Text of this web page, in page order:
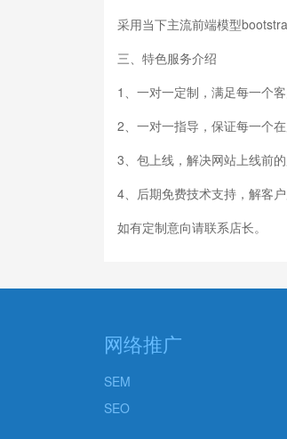
采用当下主流前端模型
三、特色服务介绍
1、一对一定制，满足每一个
2、一对一指导，保证每一个
3、包上线，解决网站上线前的
4、后期免费技术支持，解客户
如有定制意向请联系店长。
网络推广
SEM
SEO